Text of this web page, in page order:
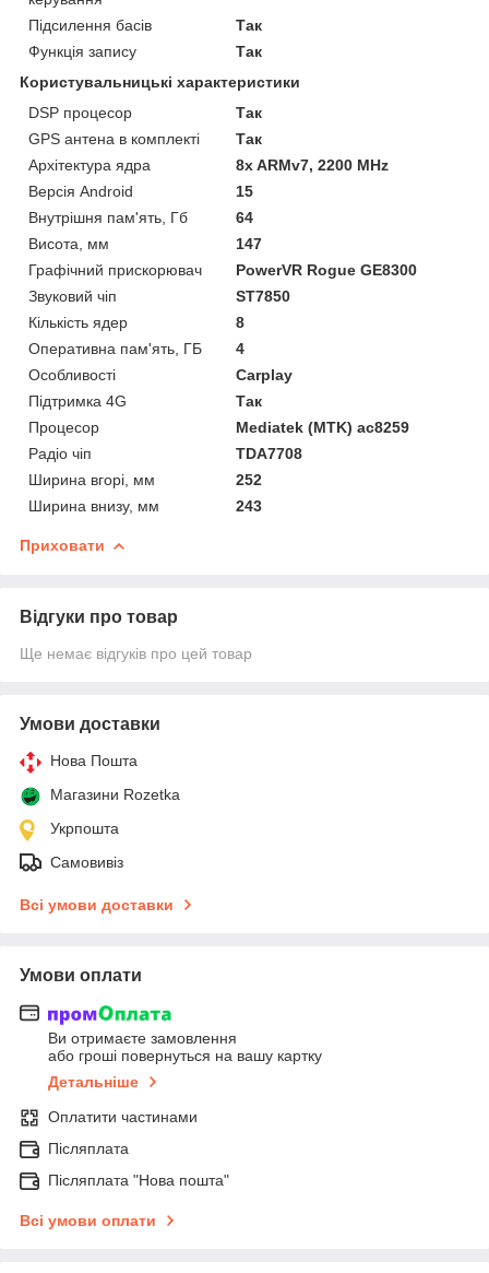
Підсилення басів
Так
Функція запису
Так
Користувальницькі характеристики
DSP процесор
Так
GPS антена в комплекті
Так
Архітектура ядра
8x ARMv7, 2200 MHz
Версія Android
15
Внутрішня пам'ять, Гб
64
Висота, мм
147
Графічний прискорювач
PowerVR Rogue GE8300
Звуковий чіп
ST7850
Кількість ядер
8
Оперативна пам'ять, ГБ
4
Особливості
Carplay
Підтримка 4G
Так
Процесор
Mediatek (MTK) ac8259
Радіо чіп
TDA7708
Ширина вгорі, мм
252
Ширина внизу, мм
243
Приховати
Відгуки про товар
Ще немає відгуків про цей товар
Умови доставки
Нова Пошта
Магазини Rozetka
Укрпошта
Самовивіз
Всі умови доставки
Умови оплати
Ви отримаєте замовлення
або гроші повернуться на вашу картку
Детальніше
Оплатити частинами
Післяплата
Післяплата "Нова пошта"
Всі умови оплати